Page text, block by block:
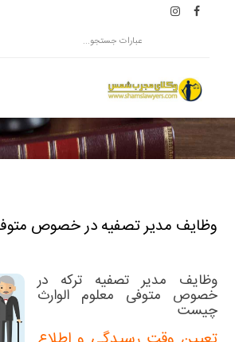
وظایف مدیر تصفیه در خصوص
وظایف مدیر تصفیه ترکه در
خصوص متوفی معلوم الوارث
چیست